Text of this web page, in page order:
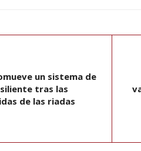
un sistema de
tras las
de las riadas